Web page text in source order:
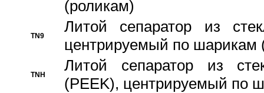
(роликам)
TN9
Литой сепаратор из
центрируемый по шарикам
TNH
Литой сепаратор из
(PEEK), центрируемый по